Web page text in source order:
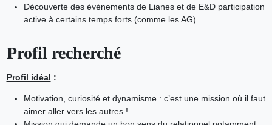
Découverte des événements de Lianes et de E&D participation
active à certains temps forts (comme les AG)
Profil recherché
Profil idéal :
Motivation, curiosité et dynamisme : c’est une mission où il faut
aimer aller vers les autres !